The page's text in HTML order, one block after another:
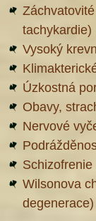
tachykardie)
Vysoký
Úzkostná
Obavy,
Nervové
Schizofrenie
Wilsonova
degenerace)